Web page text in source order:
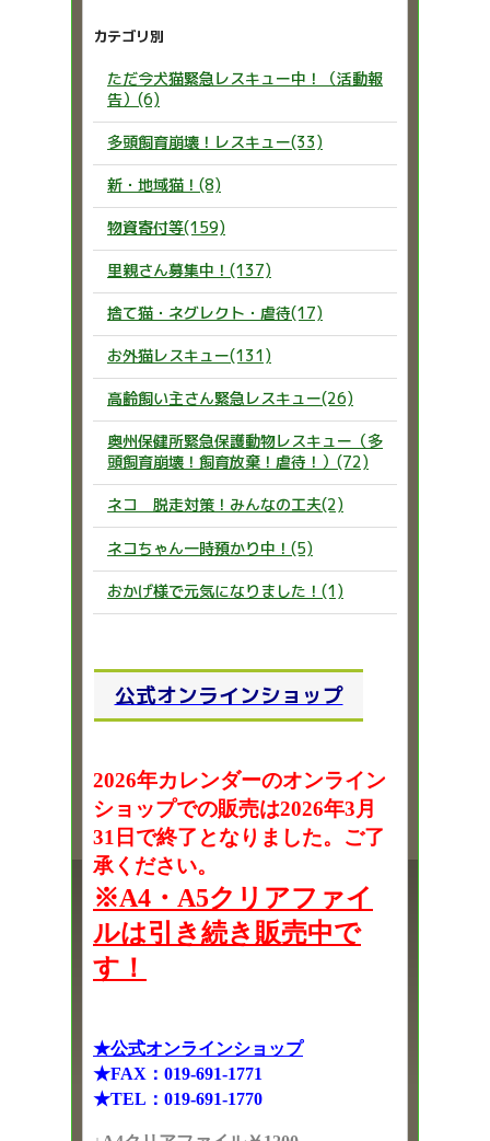
カテゴリ別
ただ今犬猫緊急レスキュー中！（活動報
告）(6)
多頭飼育崩壊！レスキュー(33)
新・地域猫！(8)
物資寄付等(159)
里親さん募集中！(137)
捨て猫・ネグレクト・虐待(17)
お外猫レスキュー(131)
高齢飼い主さん緊急レスキュー(26)
奥州保健所緊急保護動物レスキュー（多
頭飼育崩壊！飼育放棄！虐待！）(72)
ネコ 脱走対策！みんなの工夫(2)
ネコちゃん一時預かり中！(5)
おかげ様で元気になりました！(1)
公式オンラインショップ
2026年カレンダーのオンライン
ショップでの販売は2026年3月
31日で終了となりました。ご了
承ください。
※A4・A5クリアファイ
ルは引き続き販売中で
す！
★公式オンラインショップ
★FAX：019-691-1771
★TEL：019-691-1770